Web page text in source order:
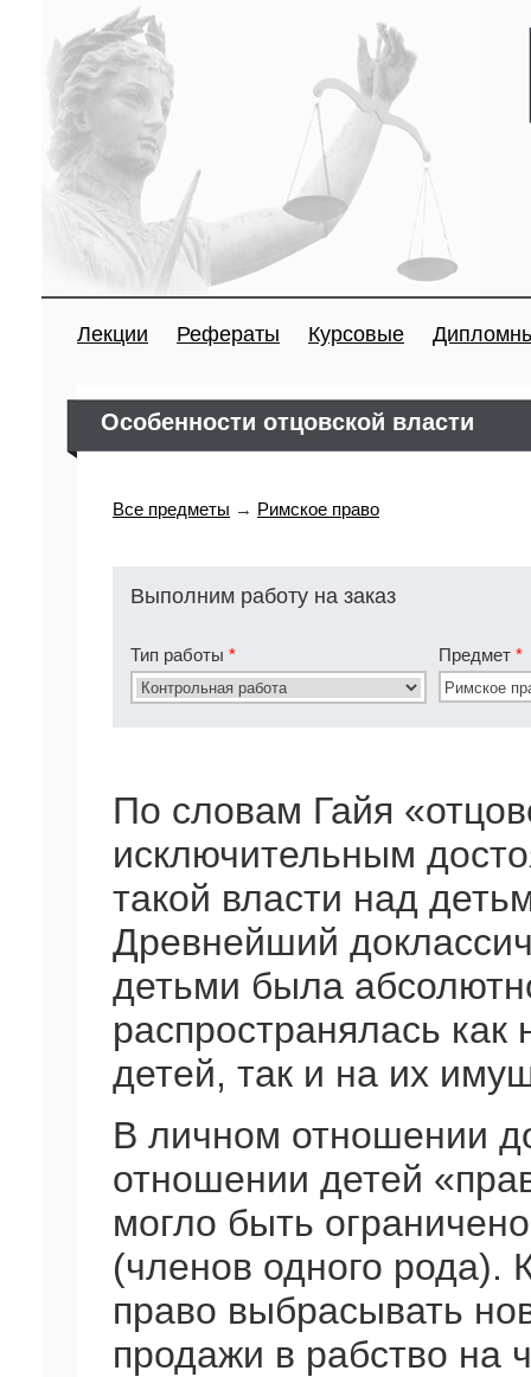
Лекции Рефераты Курсовые
Особенности отцовской власти
Все предметы → Римское право
Выполним работу на заказ
Тип работы * Предмет *
По словам Гайя
исключительным
такой власти над
Древнейший
детьми была
распространялась
детей, так и на их
В личном отношении
отношении детей
могло быть
(членов одного рода).
право выбрасывать
продажи в рабство на